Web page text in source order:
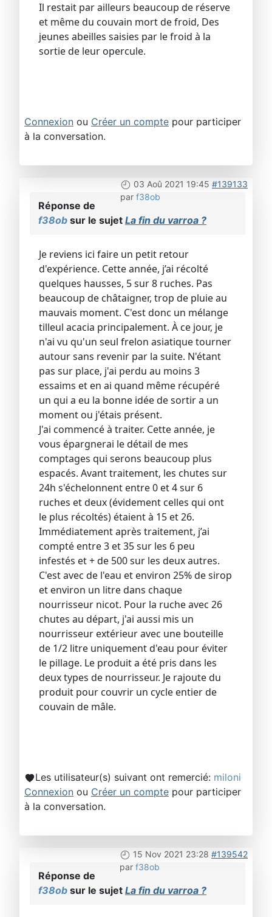
Il restait par ailleurs beaucoup de réserve
et même du couvain mort de froid, Des
jeunes abeilles saisies par le froid à la
sortie de leur opercule.
Connexion ou Créer un compte pour participer
à la conversation.
03 Aoû 2021 19:45 #139133
par f38ob
Réponse de
f38ob sur le sujet La fin du varroa ?
Je reviens ici faire un petit retour
d'expérience. Cette année, j’ai récolté
quelques hausses, 5 sur 8 ruches. Pas
beaucoup de châtaigner, trop de pluie au
mauvais moment. C'est donc un mélange
tilleul acacia principalement. À ce jour, je
n'ai vu qu'un seul frelon asiatique tourner
autour sans revenir par la suite. N'étant
pas sur place, j'ai perdu au moins 3
essaims et en ai quand même récupéré
un qui a eu la bonne idée de sortir a un
moment ou j'étais présent.
J'ai commencé à traiter. Cette année, je
vous épargnerai le détail de mes
comptages qui serons beaucoup plus
espacés. Avant traitement, les chutes sur
24h s'échelonnent entre 0 et 4 sur 6
ruches et deux (évidement celles qui ont
le plus récoltés) étaient à 15 et 26.
Immédiatement après traitement, j’ai
compté entre 3 et 35 sur les 6 peu
infestés et + de 500 sur les deux autres.
C'est avec de l'eau et environ 25% de sirop
et environ un litre dans chaque
nourrisseur nicot. Pour la ruche avec 26
chutes au départ, j'ai aussi mis un
nourrisseur extérieur avec une bouteille
de 1/2 litre uniquement d'eau pour éviter
le pillage. Le produit a été pris dans les
deux types de nourrisseur. Je rajoute du
produit pour couvrir un cycle entier de
couvain de mâle.
Les utilisateur(s) suivant ont remercié: miloni
Connexion ou Créer un compte pour participer
à la conversation.
15 Nov 2021 23:28 #139542
par f38ob
Réponse de
f38ob sur le sujet La fin du varroa ?